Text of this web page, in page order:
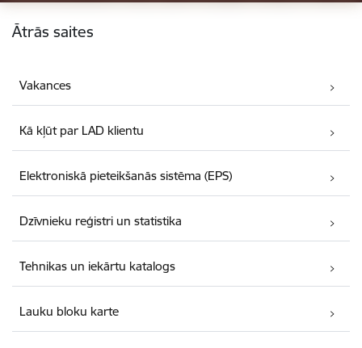
Kājene
Ātrās saites
Vakances
Kā kļūt par LAD klientu
Elektroniskā pieteikšanās sistēma (EPS)
Dzīvnieku reģistri un statistika
Tehnikas un iekārtu katalogs
Lauku bloku karte